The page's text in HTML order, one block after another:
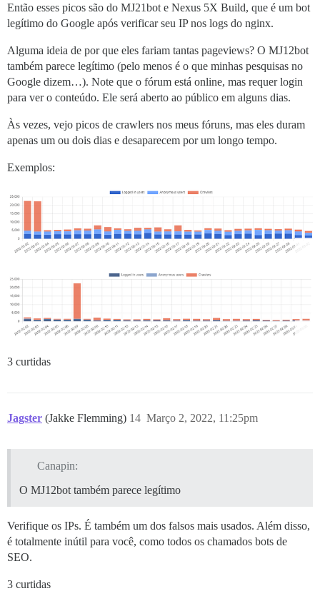
Então esses picos são do MJ21bot e Nexus 5X Build, que é um bot
legítimo do Google após verificar seu IP nos logs do nginx.
Alguma ideia de por que eles fariam tantas pageviews? O MJ12bot
também parece legítimo (pelo menos é o que minhas pesquisas no
Google dizem…). Note que o fórum está online, mas requer login
para ver o conteúdo. Ele será aberto ao público em alguns dias.
Às vezes, vejo picos de crawlers nos meus fóruns, mas eles duram
apenas um ou dois dias e desaparecem por um longo tempo.
Exemplos:
3 curtidas
Jagster (Jakke Flemming) Março 2, 2022, 11:25pm
14
Canapin:
O MJ12bot também parece legítimo
Verifique os IPs. É também um dos falsos mais usados. Além disso,
é totalmente inútil para você, como todos os chamados bots de
SEO.
3 curtidas